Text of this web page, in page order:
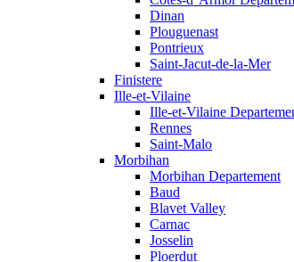
Dinan
Plouguenast
Pontrieux
Saint-Jacut-de-la-Mer
Finistere
Ille-et-Vilaine
Ille-et-Vilaine
Rennes
Saint-Malo
Morbihan
Morbihan Departement
Baud
Blavet Valley
Carnac
Josselin
Ploerdut